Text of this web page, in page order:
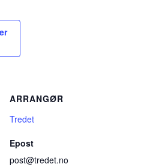
ARRANGØR
Tredet
Epost
post@tredet.no